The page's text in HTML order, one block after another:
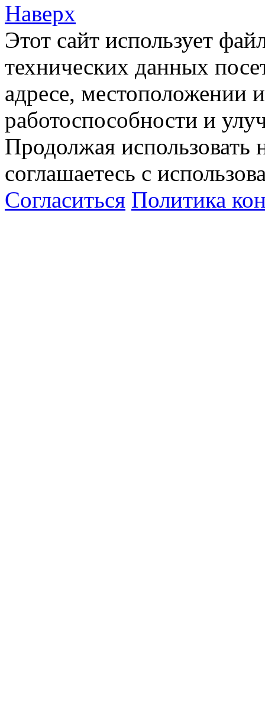
Наверх
Этот сайт использует
технических данных
адресе, местоположении
работоспособности и
Продолжая использовать
соглашаетесь с
Согласиться Политика